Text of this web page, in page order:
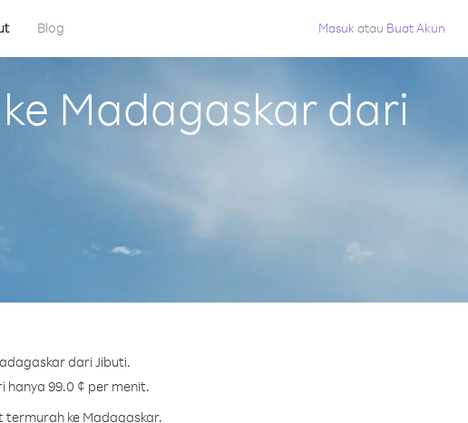
Blog Masuk atau Buat Akun
Madagaskar dari
dari Jibuti.
hanya 99.0 ¢ per menit.
ke Madagaskar.